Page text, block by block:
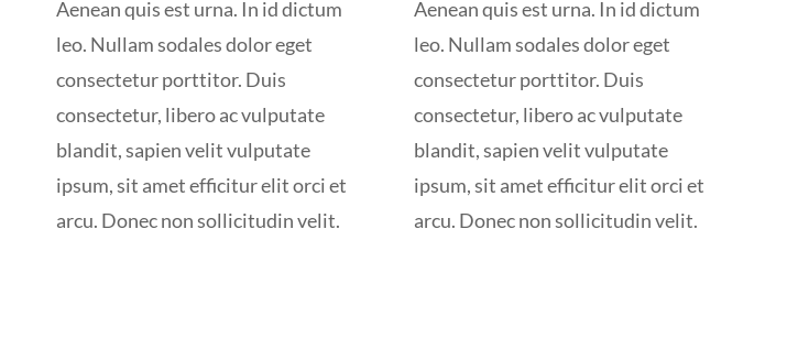
Aenean quis est urna. In id dictum
leo. Nullam sodales dolor eget
consectetur porttitor. Duis
consectetur, libero ac vulputate
blandit, sapien velit vulputate
ipsum, sit amet efficitur elit orci et
arcu. Donec non sollicitudin velit.
Aenean quis est urna. In id dictum
leo. Nullam sodales dolor eget
consectetur porttitor. Duis
consectetur, libero ac vulputate
blandit, sapien velit vulputate
ipsum, sit amet efficitur elit orci et
arcu. Donec non sollicitudin velit.